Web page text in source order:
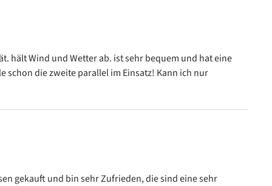
hält Wind und Wetter ab. ist sehr bequem und hat eine
schon die zweite parallel im Einsatz! Kann ich nur
gekauft und bin sehr Zufrieden, die sind eine sehr